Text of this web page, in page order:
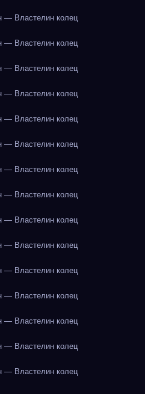
— Властелин колец
— Властелин колец
— Властелин колец
— Властелин колец
— Властелин колец
— Властелин колец
— Властелин колец
— Властелин колец
— Властелин колец
— Властелин колец
— Властелин колец
— Властелин колец
— Властелин колец
— Властелин колец
— Властелин колец